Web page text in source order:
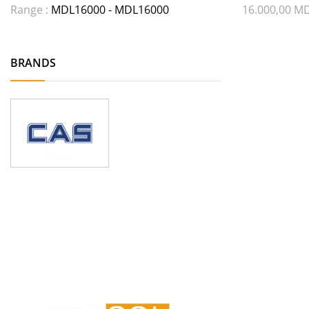
Range : MDL16000 - MDL16000
BRANDS
16.000,00